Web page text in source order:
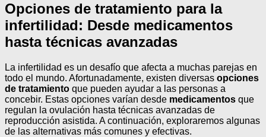
Opciones de tratamiento para la
infertilidad: Desde medicamentos
hasta técnicas avanzadas
La infertilidad es un desafío que afecta a muchas parejas en
todo el mundo. Afortunadamente, existen diversas opciones
de tratamiento que pueden ayudar a las personas a
concebir. Estas opciones varían desde medicamentos que
regulan la ovulación hasta técnicas avanzadas de
reproducción asistida. A continuación, exploraremos algunas
de las alternativas más comunes y efectivas.